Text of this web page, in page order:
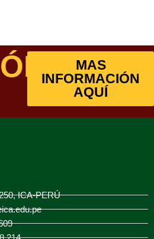
MAS
INFORMACIÓN
AQUÍ
ICA-PERÚ